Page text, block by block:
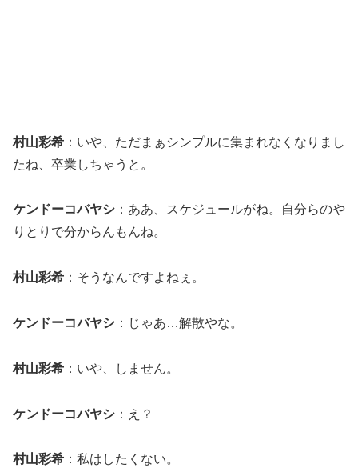
村山彩希 ：いや、ただまぁシンプルに集まれなくなりまし
たね、卒業しちゃうと。
ケンドーコバヤシ ：ああ、スケジュールがね。自分らのや
りとりで分からんもんね。
村山彩希 ：そうなんですよねぇ。
ケンドーコバヤシ ：じゃあ…解散やな。
村山彩希 ：いや、しません。
ケンドーコバヤシ ：え？
村山彩希 ：私はしたくない。